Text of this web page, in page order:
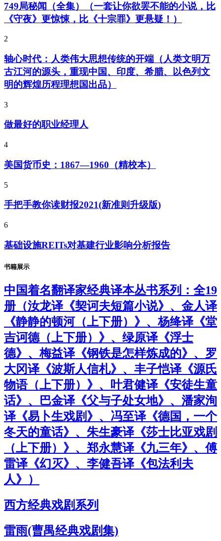
749局秘闻（全集）（一套让你欲罢不能的小说，比
《守夜》更惊悚，比《十宗罪》更悬疑！）
2
轴心时代：人类伟大思想传统的开端（人类文明万
古江河的源头，重现中国、印度、希腊、以色列文
明的辉煌历程理想国出品）
3
做最好的职业经理人
4
美国货币史：1867—1960（精校本）
5
手把手教你读财报2021(新准则升级版)
6
基础设施REITs对基建行业影响分析报告
书籍展示
中国着名翻译家经典译本丛书系列：全19
册（汝龙译《契诃夫短篇小说》、金人译
《静静的顿河（上下册）》、杨绛译《堂
吉诃德（上下册）》、绿原译《浮士
德》、梅益译《钢铁是怎样炼成的》、罗
大冈译《波斯人信札》、丰子恺译《源氏
物语（上下册）》、叶君健译《安徒生童
话》、巴金译《父与子处女地》、潘家洵
译《易卜生戏剧》、冯至译《德国，一个
冬天的童话》、朱生豪译《莎士比亚戏剧
（上下册）》、郑永慧译《九三年》、傅
雷译《幻灭》、李健吾译《包法利夫
人》）
西方经典戏剧系列
雷雨(曹禺经典戏剧集)